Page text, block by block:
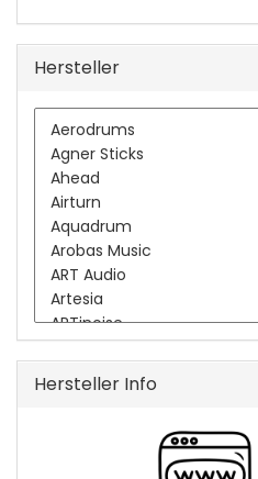
Hersteller
Hersteller Info